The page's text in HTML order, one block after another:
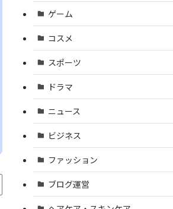
ゲーム
コスメ
スポーツ
ドラマ
ニュース
ビジネス
ファッション
ブログ運営